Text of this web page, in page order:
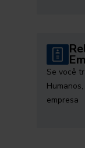
Se você
empresa